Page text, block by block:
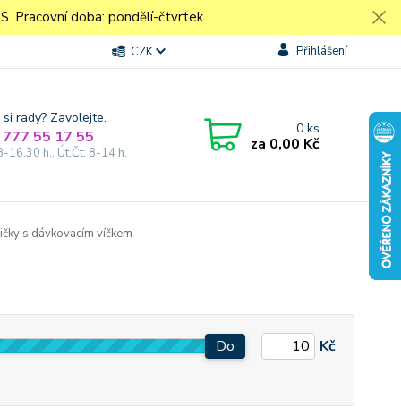
Pracovní doba: pondělí-čtvrtek.
CZK Přihlášení
rady? Zavolejte.
55 17 55
16.30 h., Út,Čt: 8-14 h.
0ks
za 0,00 Kč
s dávkovacím víčkem
Do Kč